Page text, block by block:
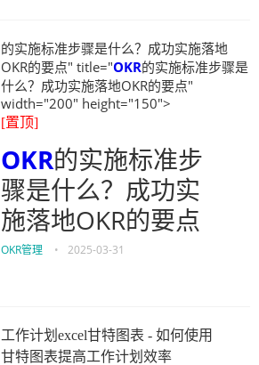
的实施标准步骤是什么？成功实施落地
OKR的要点" title="OKR的实施标准步骤是
什么？成功实施落地OKR的要点"
width="200" height="150">
[置顶]
OKR的实施标准步
骤是什么？成功实
施落地OKR的要点
OKR管理 • 2025-03-31
工作计划excel甘特图表 - 如何使用
甘特图表提高工作计划效率